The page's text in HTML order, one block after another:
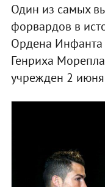
Один из самых
форвардов в
Ордена
Генриха
учрежден 2